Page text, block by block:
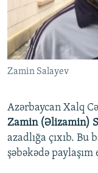
Zamin Salayev
Azərbaycan Xalq
Zamin (Əlizamin)
azadlığa çıxıb. Bu
şəbəkədə paylaşım